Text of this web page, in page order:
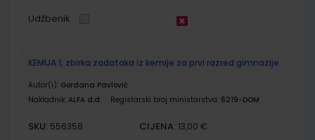
Udžbenik
KEMIJA 1; zbirka zadataka iz kemije za prvi razred gimnazije
Autor(i): Gordana Pavlović
Nakladnik: ALFA d.d. Registarski broj ministarstva: 6219-DOM
SKU: 556358 CIJENA: 13,00 €